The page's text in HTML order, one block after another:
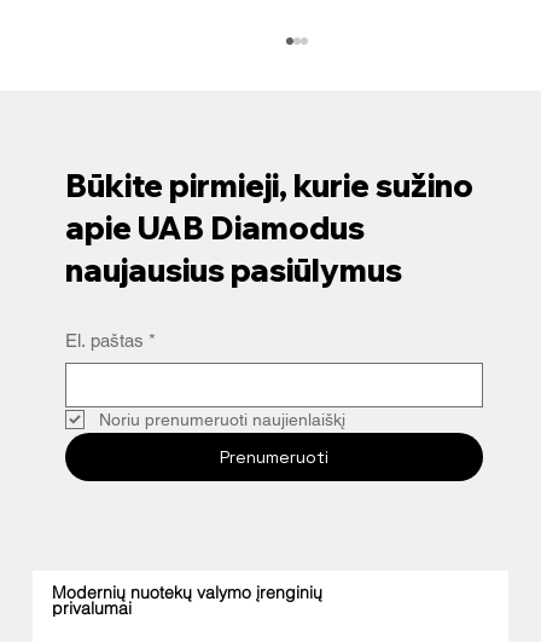
švaresnę aplinką
Būkite pirmieji, kurie sužino
apie UAB Diamodus
naujausius pasiūlymus
El. paštas *
Noriu prenumeruoti naujienlaiškį
Prenumeruoti
Modernių nuotekų valymo įrenginių
privalumai